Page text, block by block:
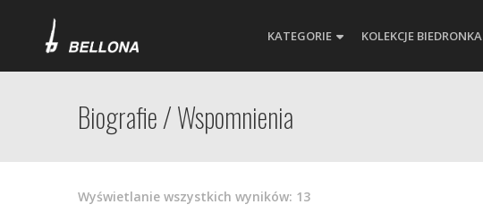
KATEGORIE KOLEKCJE BIEDRONKA
Biografie / Wspomnienia
Wyświetlanie wszystkich wyników: 13Posortowane